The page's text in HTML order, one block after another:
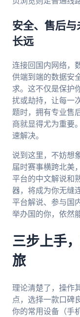
安全、售后
长远
连接回国内网络，
供端到端的数据安
求。这不仅是保护
扰或劫持，让每一
题时，拥有专业售
商就显得尤为重要
速解决。
说到这里，不妨想
届时赛事横跨北美
平台的中文解说和
器，将成为你无缝
平台解说、参与国
举办国的你，依然
三步上手
旅
理论清楚了，操作
点，选择一款口碑
你的常用设备（手